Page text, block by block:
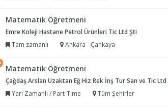
Matematik Öğretmeni
Emre Koleji Hastane Petrol Ürünleri Tic Ltd Şti
Tam zamanlı
Ankara - Çankaya
Matematik Öğretmeni
Çağdaş Arslan Uzaktan Eğ Hiz Rek İnş Tur San ve Tic
Yarı Zamanlı / Part-Time
Tüm Şehirler